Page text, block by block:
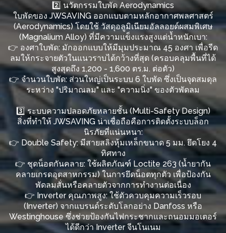
2️⃣ นวัตกรรมใบพัด Aerodynamics
ใบพัดของ JWSAVING ออกแบบตามหลักอากาศพลศาสตร์
(Aerodynamics) โดยใช้ วัสดุอลูมิเนียมอัลลอยด์ผสมพิเศษ
(Magnalium Alloy) ที่มีความแข็งแรงสูงแต่น้ำหนักเบา:
👉 องศาใบพัด: มักออกแบบให้มีมุมประมาณ 45 องศา เพื่อรีด
ลมให้กระจายตัวในแนวราบได้กว้างที่สุด (ครอบคลุมพื้นที่ได้
สูงสุดถึง 1,200 - 1,600 ตร.ม. ต่อตัว)
👉 จำนวนใบพัด: ส่วนใหญ่เป็นระบบ 6 ใบพัด ซึ่งเป็นจุดสมดุล
ระหว่าง "ปริมาณลม" และ "ความนิ่ง" ของตัวพัดลม
3️⃣ ระบบความปลอดภัยหลายชั้น (Multi-Safety Design)
สิ่งที่ทำให้ JWSAVING น่าเชื่อถือคือการติดตั้งระบบล็อก
นิรภัยที่แน่นหนา:
👉 Double Safety: มีสายสลิงหุ้มเหล็กขนาด 5 มม. ยึดโยง 4
ทิศทาง
👉 ชุดน็อตกันคลาย: ใช้ผลิตภัณฑ์ Loctite 263 (น้ำยากัน
คลายเกรดอุตสาหกรรม) ในการยึดน็อตทุกตัว เพื่อป้องกัน
พัดลมสั่นหรือคลายตัวจากการทำงานต่อเนื่อง
👉 Inverter คุณภาพสูง: ใช้ตัวควบคุมความเร็วรอบ
(Inverter) จากแบรนด์ระดับโลกอย่าง Danfoss หรือ
Westinghouse ซึ่งช่วยป้องกันไฟกระชากและถนอมมอเตอร์
ได้ดีกว่า Inverter จีนโนเนม